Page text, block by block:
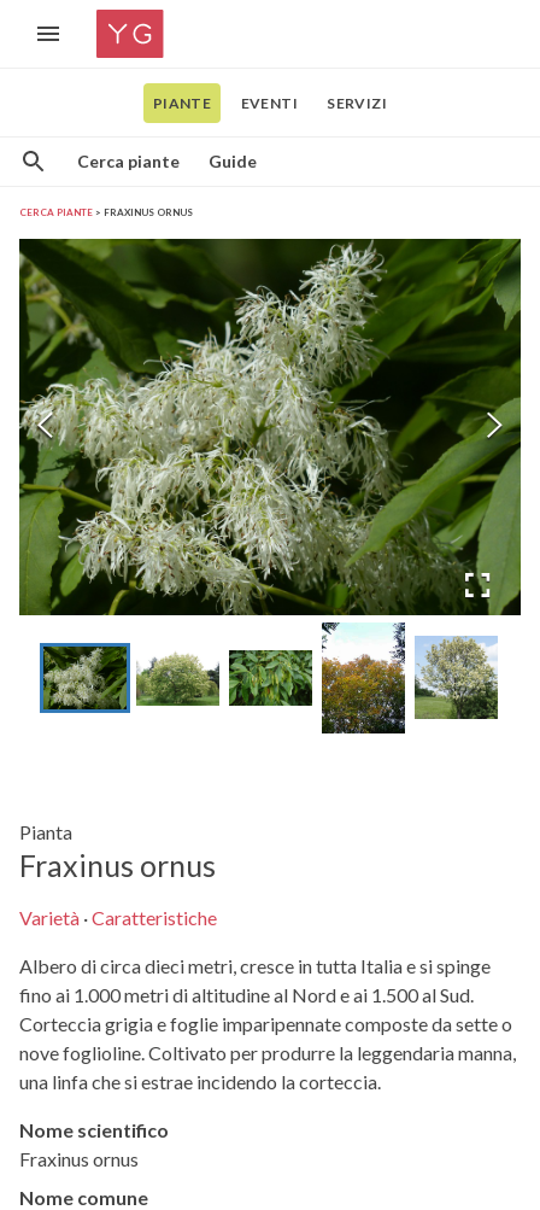
PIANTE EVENTI SERVIZI
Cerca piante Guide
CERCA PIANTE FRAXINUS ORNUS
Pianta
Fraxinus ornus
Varietà ·Caratteristiche
Albero di circa dieci metri, cresce in tutta Italia e si spinge
fino ai 1.000 metri di altitudine al Nord e ai 1.500 al Sud.
Corteccia grigia e foglie imparipennate composte da sette o
nove foglioline. Coltivato per produrre la leggendaria manna,
una linfa che si estrae incidendo la corteccia.
Nome scientifico
Fraxinus ornus
Nome comune